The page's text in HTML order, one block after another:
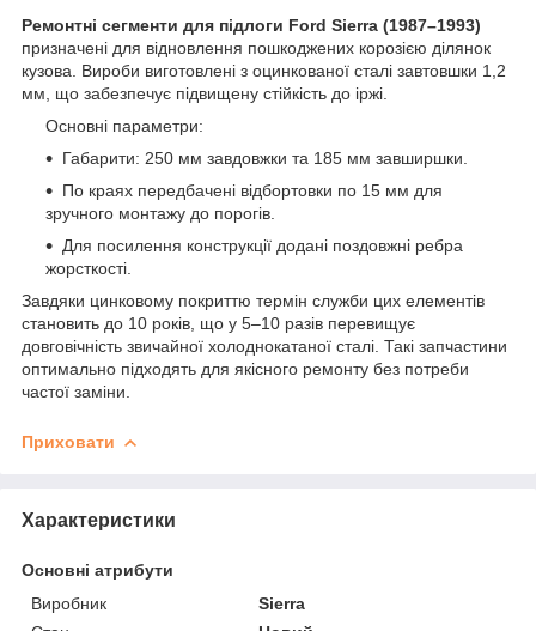
Ремонтні сегменти для підлоги Ford Sierra (1987–1993)
призначені для відновлення пошкоджених корозією ділянок
кузова. Вироби виготовлені з оцинкованої сталі завтовшки 1,2
мм, що забезпечує підвищену стійкість до іржі.
Основні параметри:
Габарити: 250 мм завдовжки та 185 мм завширшки.
По краях передбачені відбортовки по 15 мм для
зручного монтажу до порогів.
Для посилення конструкції додані поздовжні ребра
жорсткості.
Завдяки цинковому покриттю термін служби цих елементів
становить до 10 років, що у 5–10 разів перевищує
довговічність звичайної холоднокатаної сталі. Такі запчастини
оптимально підходять для якісного ремонту без потреби
частої заміни.
Приховати
Характеристики
Основні атрибути
Виробник
Sierra